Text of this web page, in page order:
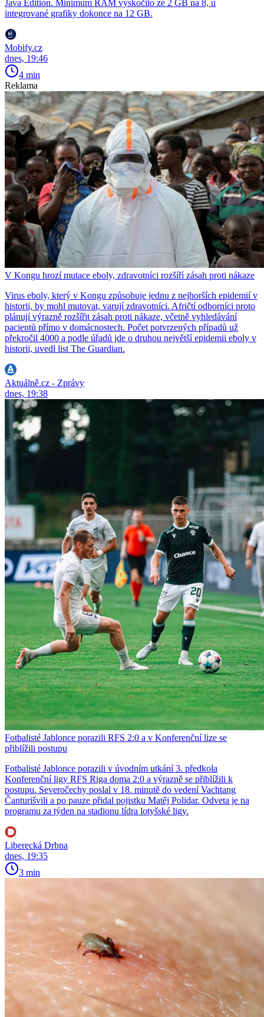
Java Edition. Minimum RAM vyskočilo ze 2 GB na 8, u
integrované grafiky dokonce na 12 GB.
Mobify.cz
dnes, 19:46
4 min
Reklama
V Kongu hrozí mutace eboly, zdravotníci rozšíří zásah proti nákaze
Virus eboly, který v Kongu způsobuje jednu z nejhorších epidemií v
historii, by mohl mutovat, varují zdravotníci. Afričtí odborníci proto
plánují výrazně rozšířit zásah proti nákaze, včetně vyhledávání
pacientů přímo v domácnostech. Počet potvrzených případů už
překročil 4000 a podle úřadů jde o druhou největší epidemii eboly v
historii, uvedl list The Guardian.
Aktuálně.cz - Zprávy
dnes, 19:38
Fotbalisté Jablonce porazili RFS 2:0 a v Konferenční lize se
přiblížili postupu
Fotbalisté Jablonce porazili v úvodním utkání 3. předkola
Konferenční ligy RFS Riga doma 2:0 a výrazně se přiblížili k
postupu. Severočechy poslal v 18. minutě do vedení Vachtang
Čanturišvili a po pauze přidal pojistku Matěj Polidar. Odveta je na
programu za týden na stadionu lídra lotyšské ligy.
Liberecká Drbna
dnes, 19:35
3 min